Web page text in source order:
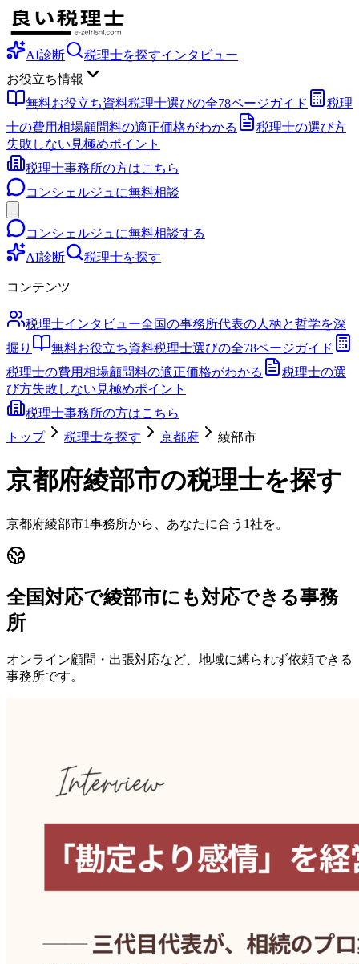
AI診断 税理士を探すインタビュー
お役立ち情報
無料お役立ち資料税理士選びの全78ページガイド
税理
士の費用相場顧問料の適正価格がわかる
税理士の選び方
失敗しない見極めポイント
税理士事務所の方はこちら
コンシェルジュに無料相談
コンシェルジュに無料相談する
AI診断
税理士を探す
コンテンツ
税理士インタビュー全国の事務所代表の人柄と哲学を深
掘り
無料お役立ち資料税理士選びの全78ページガイド
税理士の費用相場顧問料の適正価格がわかる
税理士の選
び方失敗しない見極めポイント
税理士事務所の方はこちら
トップ
税理士を探す 京都府 綾部市
京都府綾部市の税理士を探す
京都府綾部市1事務所から、あなたに合う1社を。
全国対応で綾部市にも対応できる事務
所
オンライン顧問・出張対応など、地域に縛られず依頼できる
事務所です。